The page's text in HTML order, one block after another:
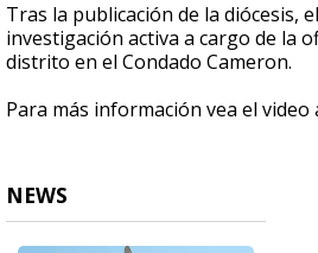
Tras la publicación de la diócesis,
investigación activa a cargo de la
distrito en el Condado Cameron.
Para más información vea el video
NEWS